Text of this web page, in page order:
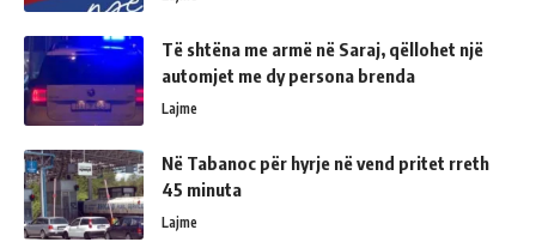
Të shtëna me armë në Saraj, qëllohet një
automjet me dy persona brenda
Lajme
Në Tabanoc për hyrje në vend pritet rreth
45 minuta
Lajme